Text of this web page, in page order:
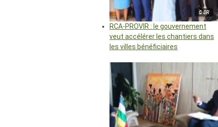
© DR
RCA-PROVIR : le gouvernement
veut accélérer les chantiers dans
les villes bénéficiaires